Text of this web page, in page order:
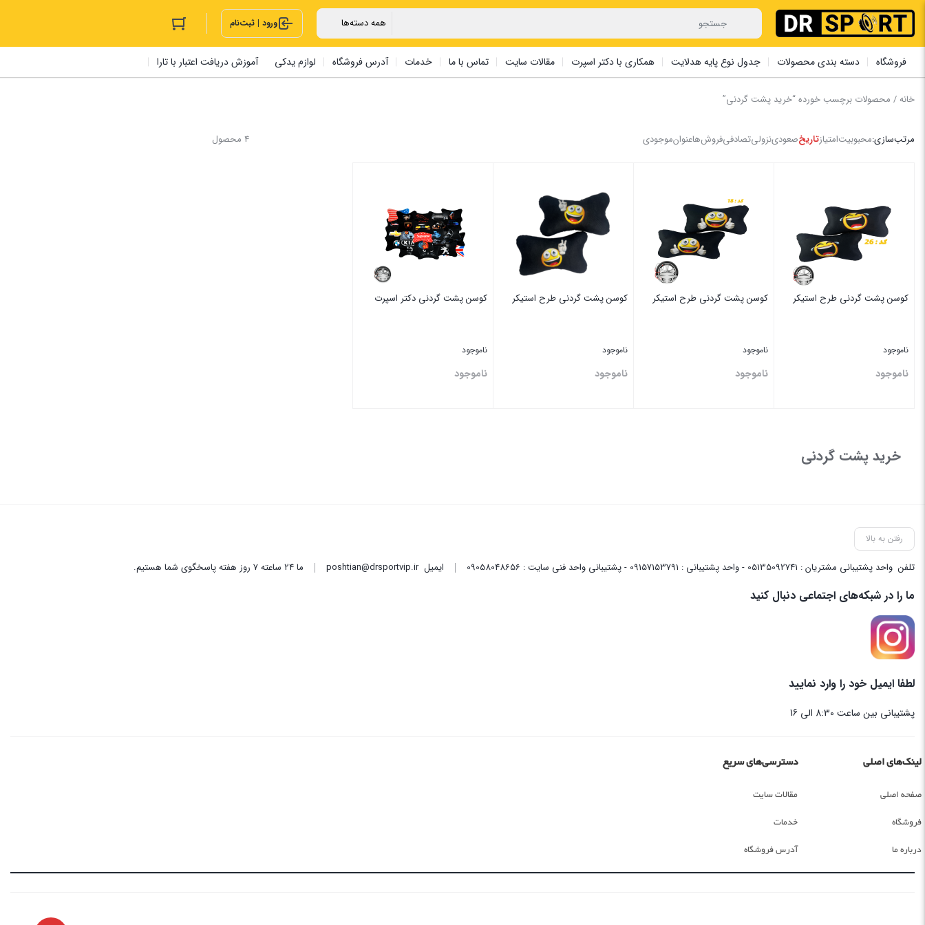
ورود | ثبت‌نام
فروشگاه دسته بندی محصولات جدول نوع پایه هدلایت همکاری با دکتر اسپرت مقالات سایت تماس با ما خدمات آدرس فروشگاه لوازم یدکی آموزش دریافت اعتبار با تارا
خانه/ محصولات برچسب خورده “خرید پشت گردنی”
4 محصول مرتب‌سازی:محبوبیتامتیازتاریخصعودینزولیتصادفیفروش‌هاعنوانموجودی
کوسن پشت گردنی طرح استیکر
ناموجود
ناموجود
کوسن پشت گردنی طرح استیکر
ناموجود
ناموجود
کوسن پشت گردنی طرح استیکر
ناموجود
ناموجود
کوسن پشت گردنی دکتر اسپرت
ناموجود
ناموجود
خرید پشت گردنی
رفتن به بالا
تلفن واحد پشتیبانی مشتریان : 05135092741 - واحد پشتیبانی : 09157153791 - پشتیبانی واحد فنی سایت : 09058048656 ایمیلposhtian@drsportvip.ir ما 24 ساعته 7 روز هفته پاسخگوی شما هستیم.
ما را در شبکه‌های اجتماعی دنبال کنید
لطفا ایمیل خود را وارد نمایید
پشتیبانی بین ساعت 8:30 الی 16
لینک‌های اصلی
صفحه اصلی
فروشگاه
درباره ما
دسترسی‌های سریع
مقالات سایت
خدمات
آدرس فروشگاه